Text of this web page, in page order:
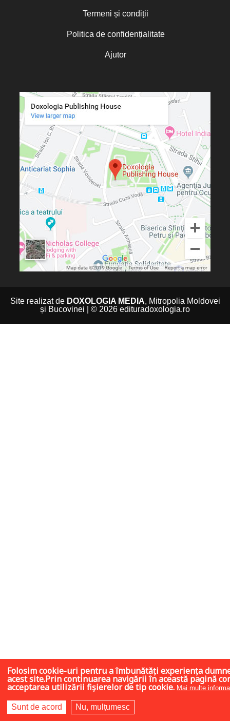
Termeni și condiții
Politica de confidențialitate
Ajutor
Site realizat de DOXOLOGIA MEDIA, Mitropolia Moldovei
și Bucovinei | © 2026 edituradoxologia.ro
Folosim cookie-uri pentru a îmbunătăți experiența
acest site.Prin continuarea navigării în această pagină
acceptarea utilizării fișierelor de tip cookie. Mai multe
Sunt de acord Nu, mulțumesc